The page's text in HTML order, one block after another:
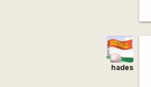
hades